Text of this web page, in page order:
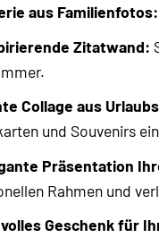
aus Familienfotos:
Zitatwand:
Collage aus
und Souvenirs
Präsentation
Rahmen und
Geschenk für